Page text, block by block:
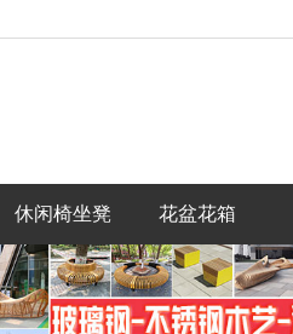
休闲椅坐凳 花盆花箱